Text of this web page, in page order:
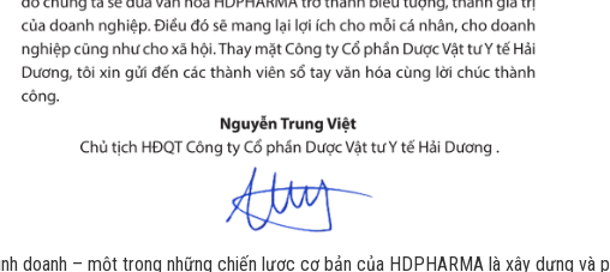
doanh – một trong những chiến lược cơ bản của HDPHARMA là xây dựng và